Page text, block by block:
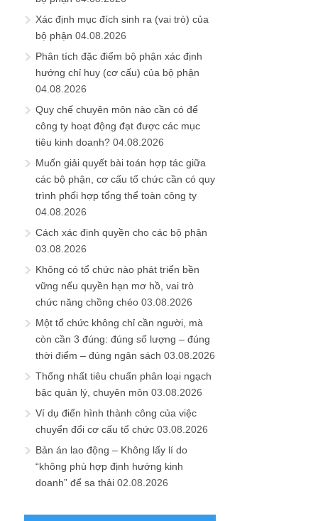
Xác định mục đích sinh ra (vai trò) của
bộ phận 04.08.2026
Phân tích đặc điểm bộ phận xác định
hướng chỉ huy (cơ cấu) của bộ phận
04.08.2026
Quy chế chuyên môn nào cần có để
công ty hoạt động đạt được các mục
tiêu kinh doanh? 04.08.2026
Muốn giải quyết bài toán hợp tác giữa
các bộ phận, cơ cấu tổ chức cần có quy
trình phối hợp tổng thể toàn công ty
04.08.2026
Cách xác định quyền cho các bộ phận
03.08.2026
Không có tổ chức nào phát triển bền
vững nếu quyền hạn mơ hồ, vai trò
chức năng chồng chéo 03.08.2026
Một tổ chức không chỉ cần người, mà
còn cần 3 đúng: đúng số lượng – đúng
thời điểm – đúng ngân sách 03.08.2026
Thống nhất tiêu chuẩn phân loại ngạch
bậc quản lý, chuyên môn 03.08.2026
Ví dụ điển hình thành công của việc
chuyển đổi cơ cấu tổ chức 03.08.2026
Bản án lao động – Không lấy lí do
“không phù hợp định hướng kinh
doanh” để sa thải 02.08.2026